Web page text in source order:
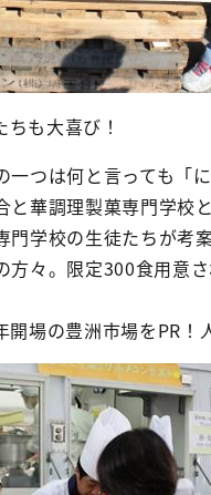
も大喜び！
つは何と言っても「
と華調理製菓専門学校
門学校の生徒たちが考
方々。限定300食用意
場の豊洲市場をPR！